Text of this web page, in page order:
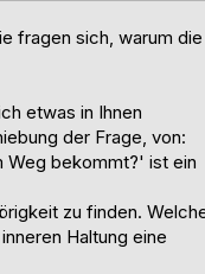
fragen sich, warum die
etwas in Ihnen
der Frage, von:
Weg bekommt?' ist ein
zu finden.
Haltung eine